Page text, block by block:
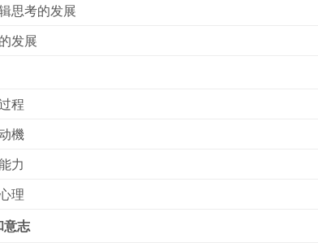
思考的发展
发展
程
機
力
理
意志